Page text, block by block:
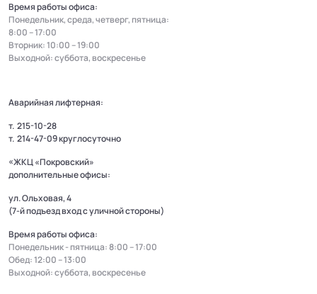
Время работы офиса:
Понедельник, среда, четверг, пятница:
8:00 – 17:00
Вторник: 10:00 – 19:00
Выходной: суббота, воскресенье
Аварийная лифтерная:
т. 215-10-28
т. 214-47-09круглосуточно
«ЖКЦ «Покровский»
дополнительные офисы:
ул. Ольховая, 4
(7-й подъезд вход с уличной стороны)
Время работы офиса:
Понедельник - пятница: 8:00 – 17:00
Обед: 12:00 – 13:00
Выходной: суббота, воскресенье